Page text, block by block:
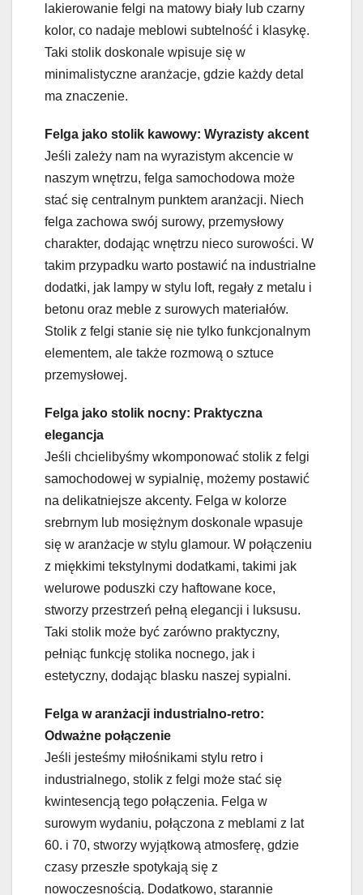
lakierowanie felgi na matowy biały lub czarny
kolor, co nadaje meblowi subtelność i klasykę.
Taki stolik doskonale wpisuje się w
minimalistyczne aranżacje, gdzie każdy detal
ma znaczenie.
Felga jako stolik kawowy: Wyrazisty akcent
Jeśli zależy nam na wyrazistym akcencie w
naszym wnętrzu, felga samochodowa może
stać się centralnym punktem aranżacji. Niech
felga zachowa swój surowy, przemysłowy
charakter, dodając wnętrzu nieco surowości. W
takim przypadku warto postawić na industrialne
dodatki, jak lampy w stylu loft, regały z metalu i
betonu oraz meble z surowych materiałów.
Stolik z felgi stanie się nie tylko funkcjonalnym
elementem, ale także rozmową o sztuce
przemysłowej.
Felga jako stolik nocny: Praktyczna
elegancja
Jeśli chcielibyśmy wkomponować stolik z felgi
samochodowej w sypialnię, możemy postawić
na delikatniejsze akcenty. Felga w kolorze
srebrnym lub mosiężnym doskonale wpasuje
się w aranżacje w stylu glamour. W połączeniu
z miękkimi tekstylnymi dodatkami, takimi jak
welurowe poduszki czy haftowane koce,
stworzy przestrzeń pełną elegancji i luksusu.
Taki stolik może być zarówno praktyczny,
pełniąc funkcję stolika nocnego, jak i
estetyczny, dodając blasku naszej sypialni.
Felga w aranżacji industrialno-retro:
Odważne połączenie
Jeśli jesteśmy miłośnikami stylu retro i
industrialnego, stolik z felgi może stać się
kwintesencją tego połączenia. Felga w
surowym wydaniu, połączona z meblami z lat
60. i 70, stworzy wyjątkową atmosferę, gdzie
czasy przeszłe spotykają się z
nowoczesnością. Dodatkowo, starannie